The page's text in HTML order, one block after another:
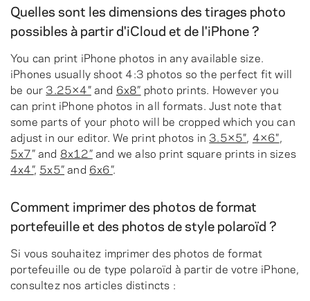
Quelles sont les dimensions des tirages photo
possibles à partir d'iCloud et de l'iPhone ?
You can print iPhone photos in any available size.
iPhones usually shoot 4:3 photos so the perfect fit will
be our 3.25×4″and 6x8” photo prints. However you
can print iPhone photos in all formats. Just note that
some parts of your photo will be cropped which you can
adjust in our editor. We print photos in 3.5×5″, 4×6″,
5x7” and 8x12”and we also print square prints in sizes
4x4”, 5x5”and 6x6”.
Comment imprimer des photos de format
portefeuille et des photos de style polaroïd ?
Si vous souhaitez imprimer des photos de format
portefeuille ou de type polaroïd à partir de votre iPhone,
consultez nos articles distincts :